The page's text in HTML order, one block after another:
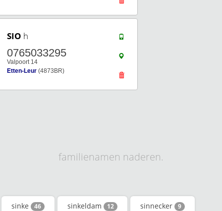
SIO h
0765033295
Valpoort 14
Etten-Leur (4873BR)
familienamen naderen.
sinke 46 sinkeldam 12 sinnecker 9